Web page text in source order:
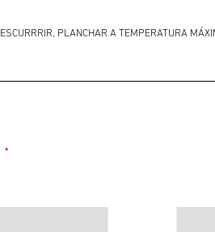
PLANCHAR A TEMPERATURA